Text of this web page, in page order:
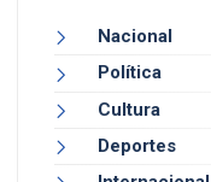
Nacional
Política
Cultura
Deportes